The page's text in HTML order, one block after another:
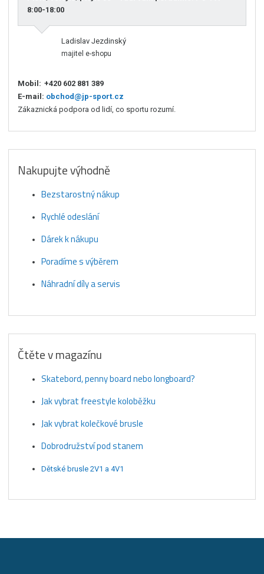
8:00-18:00
Ladislav Jezdinský
majitel e-shopu
Mobil: +420 602 881 389
E-mail: obchod@jp-sport.cz
Zákaznická podpora od lidí, co sportu rozumí.
Nakupujte výhodně
Bezstarostný nákup
Rychlé odeslání
Dárek k nákupu
Poradíme s výběrem
Náhradní díly a servis
Čtěte v magazínu
Skatebord, penny board nebo longboard?
Jak vybrat freestyle koloběžku
Jak vybrat kolečkové brusle
Dobrodružství pod stanem
Dětské brusle 2V1 a 4V1